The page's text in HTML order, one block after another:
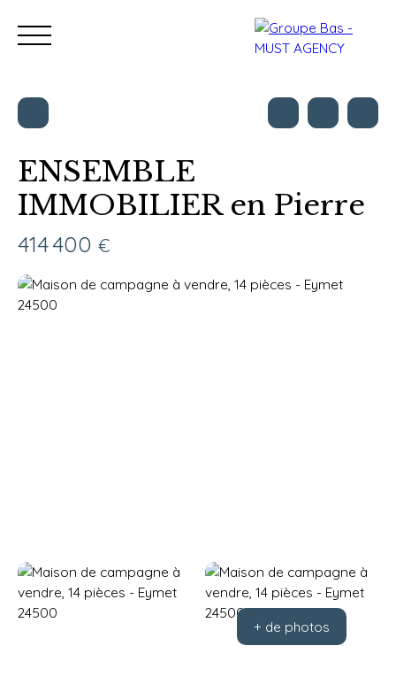
Nos bureaux Acheter Vendre Programmes
Estimation
ENSEMBLE
IMMOBILIER en Pierre
414 400 €
+ de photos